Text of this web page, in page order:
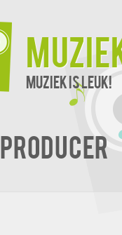
Muziek is leuk!
Producer